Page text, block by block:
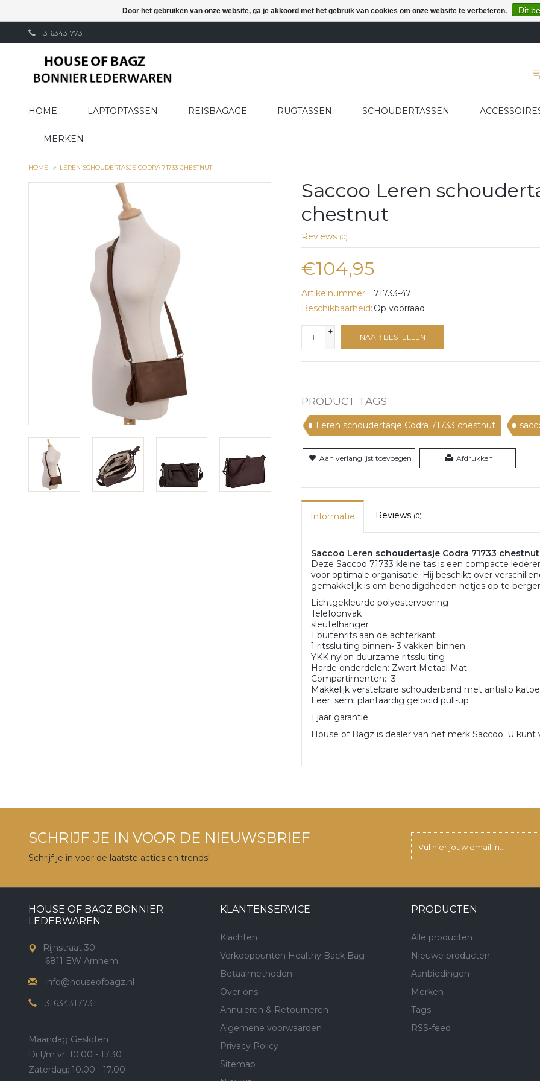
31634317731
HOME LAPTOPTASSEN REISBAGAGE RUGTASSEN SCHOUDERTASSEN
MERKEN
HOME LEREN SCHOUDERTASJE CODRA 71733 CHESTNUT
Saccoo Leren
chestnut
Reviews (0)
€104,95
Artikelnummer:
71733-47
Beschikbaarheid: Op voorraad
+
-
NAAR BESTELLEN
PRODUCT TAGS
Leren schoudertasje Codra 71733 chestnut
Aan verlanglijst toevoegen Afdrukken
Informatie Reviews (0)
Saccoo Leren schoudertasje Codra 71733 chestnut
Deze Saccoo 71733 kleine tas is een compacte
voor optimale organisatie. Hij beschikt over
gemakkelijk is om benodigdheden netjes op te
Lichtgekleurde polyestervoering
Telefoonvak
sleutelhanger
1 buitenrits aan de achterkant
1 ritssluiting binnen- 3 vakken binnen
YKK nylon duurzame ritssluiting
Harde onderdelen: Zwart Metaal Mat
Compartimenten: 3
Makkelijk verstelbare schouderband met antislip
Leer: semi plantaardig gelooid pull-up
1 jaar garantie
House of Bagz is dealer van het merk Saccoo. U
SCHRIJF JE IN VOOR DE NIEUWSBRIEF
Schrijf je in voor de laatste acties en trends!
HOUSE OF BAGZ BONNIER
LEDERWAREN
Rijnstraat 30
6811 EW Arnhem
info@houseofbagz.nl
31634317731
Maandag Gesloten
Di t/m vr: 10.00 - 17.30
Zaterdag: 10.00 - 17.00
KLANTENSERVICE
Klachten
Verkooppunten Healthy Back Bag
Betaalmethoden
Over ons
Annuleren & Retourneren
Algemene voorwaarden
Privacy Policy
Sitemap
PRODUCTEN
Alle producten
Nieuwe producten
Aanbiedingen
Merken
Tags
RSS-feed
Door het gebruiken van onze website, ga je akkoord met het gebruik van cookies om onze website te verbeteren. Dit